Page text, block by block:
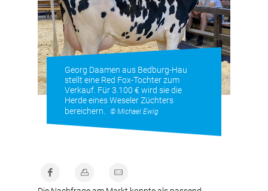
Georg Daamen aus Bedburg-Hau
stellt eine Red Fox-Tochter zum
Verkauf. Für 3.100 € wird sie die
Herde eines Weseler Züchters
bereichern.
© Michael Ewig